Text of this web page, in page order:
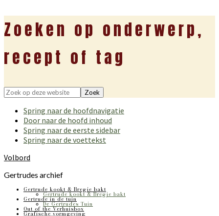
Zoeken op onderwerp,
recept of tag
Zoek
deze
website
Spring naar de hoofdnavigatie
Door naar de hoofd inhoud
Spring naar de eerste sidebar
Spring naar de voettekst
Volbord
Gertrudes archief
Gertrude kookt & Bregje bakt
Gertrude kookt & Bregje bakt
Gertrude in de tuin
De Gertrudes Tuin
Out of the Verhuisbox
Grafische vormgeving